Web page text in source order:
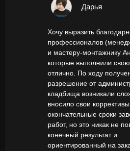
Хочу выразить
профессионалов
и мастеру-монтажнику
которые выполнили
отлично. По ходу
разрешение от
кладбища возникали
вносило свои
окончательные сроки
работ, но это никак не
конечный результат и
ориентированный на
Дарья